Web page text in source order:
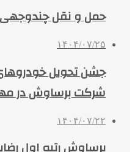
حمل و نقل چندوجهی
۱۴۰۴/۰۷/۲۵
جشن تحویل
شرکت برساوش در
۱۴۰۴/۰۷/۲۲